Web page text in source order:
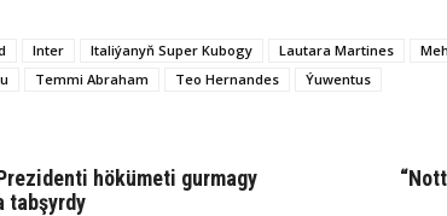
Inter Italiýanyň Super Kubogy Lautara Martines
Temmi Abraham Teo Hernandes Ýuwentus
hökümeti gurmagy
tabşyrdy